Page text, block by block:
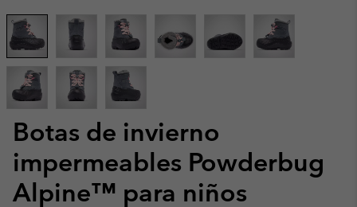
Botas de invierno
impermeables Powderbug
Alpine™ para niños